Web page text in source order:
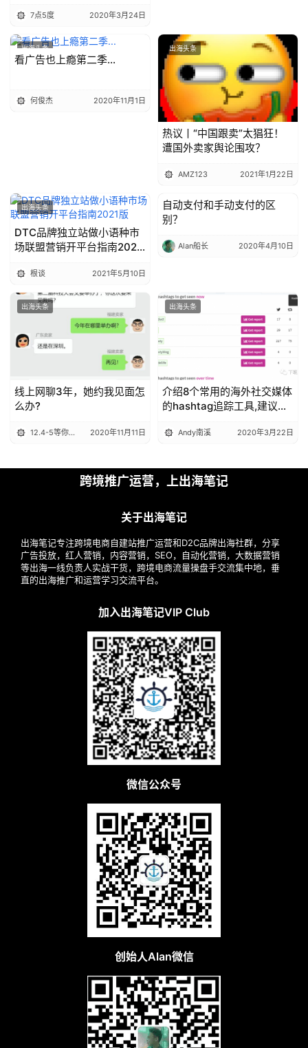
推
广
运
案
例
拆
解
操
盘
C
b
干
精
7点5度 2020年3月24日
出海头条
看广告也上瘾第二季...
何俊杰 2020年11月1日
出海头条
热议丨“中国跟卖”太猖狂！
遭国外卖家舆论围攻？
AMZ123 2021年1月22日
出海头条
DTC品牌独立站做小语种市
场联盟营销开平台指南2021
根谈 2021年5月10日
出海头条
自动支付和手动支付的区
别？
Alan船长 2020年4月10日
出海头条
线上网聊3年，她约我见面怎
么办?
12.4-5等你赴约 2020年11月11日
出海头条
介绍8个常用的海外社交媒体
的hashtag追踪工具,建议收
Andy南溪 2020年3月22日
跨境推广运营，上出海笔记
关于出海笔记
出海笔记专注跨境电商自建站推广运营和D2C品牌出海社群，分享
广告投放，红人营销，内容营销，SEO，自动化营销，大数据营销
等出海一线负责人实战干货，跨境电商流量操盘手交流集中地，垂
直的出海推广和运营学习交流平台。
加入出海笔记VIP Club
微信公众号
创始人Alan微信